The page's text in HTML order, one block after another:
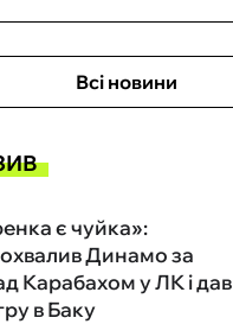
Всі новини
є чуйка»:
Динамо за
Карабахом у ЛК і дав
в Баку